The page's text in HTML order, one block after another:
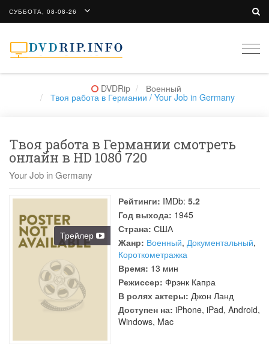
СУББОТА, 08-08-26
DVDRip Военный
Твоя работа в Германии / Your Job in Germany
Твоя работа в Германии смотреть
онлайн в HD 1080 720
Your Job in Germany
Трейлер
Рейтинги: IMDb: 5.2
Год выхода: 1945
Страна: США
Жанр: Военный, Документальный,
Короткометражка
Время: 13 мин
Режиссер: Фрэнк Капра
В ролях актеры: Джон Ланд
Доступен на: iPhone, iPad, Android,
Windows, Mac